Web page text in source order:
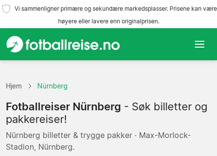
Vi sammenligner primære og sekundære markedsplasser. Prisene kan være
høyere eller lavere enn originalprisen.
Lag
Ligaer
Reisebyråer
Hjem Nürnberg
Fotballreiser Nürnberg - Søk billetter og
pakkereiser!
Nürnberg billetter & trygge pakker · Max-Morlock-
Stadion, Nürnberg.